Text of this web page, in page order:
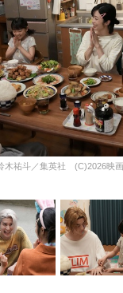
木祐斗／集英社 (C)2026映